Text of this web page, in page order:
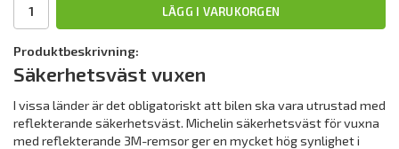
LÄGG I VARUKORGEN
Produktbeskrivning:
Säkerhetsväst vuxen
I vissa länder är det obligatoriskt att bilen ska vara utrustad med
reflekterande säkerhetsväst. Michelin säkerhetsväst för vuxna
med reflekterande 3M-remsor ger en mycket hög synlighet i